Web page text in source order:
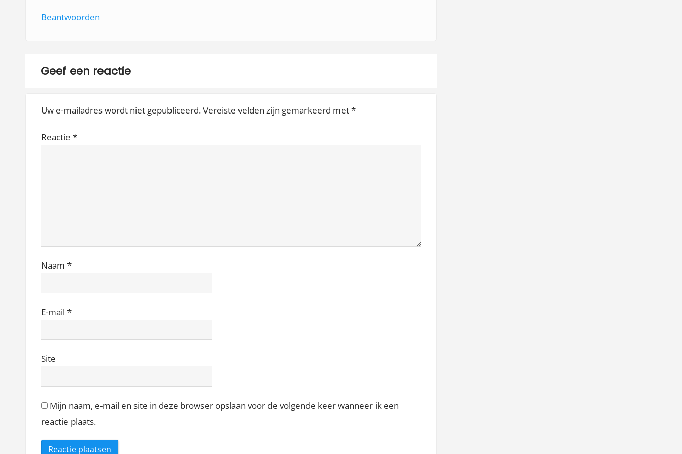
Beantwoorden
Geef een reactie
Uw e-mailadres wordt niet gepubliceerd.Vereiste velden zijn gemarkeerd met*
Reactie*
Naam*
E-mail*
Site
Mijn naam, e-mail en site in deze browser opslaan voor de volgende keer wanneer ik een
reactie plaats.